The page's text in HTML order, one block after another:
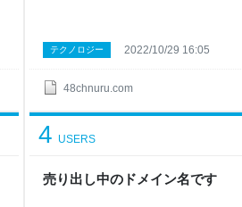
48chnuru.com
テクノロジー 2022/10/29 16:05
売り出し中のドメイン名です
4 USERS